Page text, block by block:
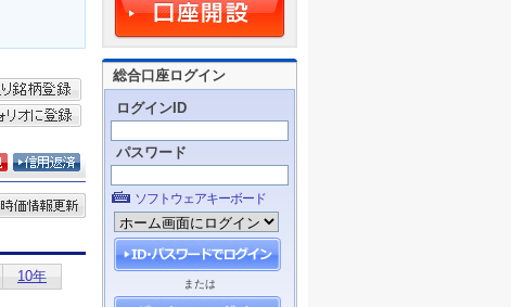
総合口座ログイン
ログインID
パスワード
ソフトウェアキーボード
または